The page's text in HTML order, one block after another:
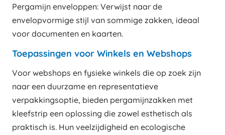
Pergamijn enveloppen: Verwijst naar de
envelopvormige stijl van sommige zakken, ideaal
voor documenten en kaarten.
Toepassingen voor Winkels en Webshops
Voor webshops en fysieke winkels die op zoek zijn
naar een duurzame en representatieve
verpakkingsoptie, bieden pergamijnzakken met
kleefstrip een oplossing die zowel esthetisch als
praktisch is. Hun veelzijdigheid en ecologische